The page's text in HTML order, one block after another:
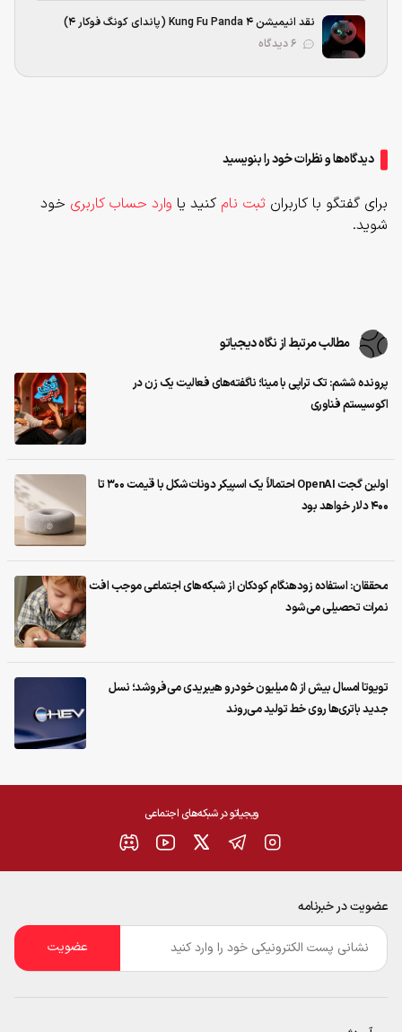
نقد انیمیشن Kung Fu Panda 4 (پاندای کونگ‌ فوکار ۴)
دیدگاه‌ها و نظرات خود را بنویسید
برای گفتگو با کاربران ثبت نام کنید یا وارد حساب کاربری خود
شوید.
مطالب مرتبط از نگاه دیجیاتو
پرونده ششم: تک تراپی با مینا؛ ناگفته‌های فعالیت یک زن در
اکوسیستم فناوری
اولین گجت OpenAI احتمالاً یک اسپیکر دونات‌شکل با قیمت ۳۰۰ تا
۴۰۰ دلار خواهد بود
محققان: استفاده زودهنگام کودکان از شبکه‌های اجتماعی موجب افت
نمرات تحصیلی می‌شود
تویوتا امسال بیش از ۵ میلیون خودرو هیبریدی می‌فروشد؛ نسل
جدید باتری‌ها روی خط تولید می‌روند
ویجیاتو در شبکه‌های اجتماعی
عضویت در خبرنامه
ایمیل